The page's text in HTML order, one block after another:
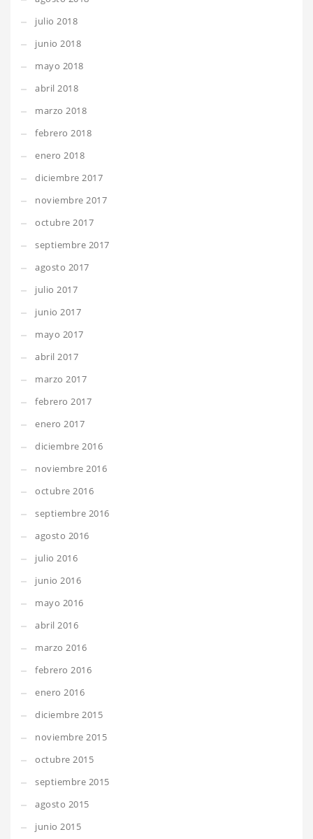
julio 2018
junio 2018
mayo 2018
abril 2018
marzo 2018
febrero 2018
enero 2018
diciembre 2017
noviembre 2017
octubre 2017
septiembre 2017
agosto 2017
julio 2017
junio 2017
mayo 2017
abril 2017
marzo 2017
febrero 2017
enero 2017
diciembre 2016
noviembre 2016
octubre 2016
septiembre 2016
agosto 2016
julio 2016
junio 2016
mayo 2016
abril 2016
marzo 2016
febrero 2016
enero 2016
diciembre 2015
noviembre 2015
octubre 2015
septiembre 2015
agosto 2015
junio 2015